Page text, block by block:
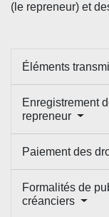
(le repreneur) et
Éléments
Enregistrement
repreneur
Paiement des
Formalités de
créanciers